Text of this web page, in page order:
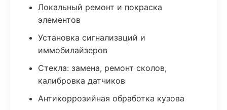
Локальный ремонт и покраска
элементов
Установка сигнализаций и
иммобилайзеров
Стекла: замена, ремонт сколов,
калибровка датчиков
Антикоррозийная обработка кузова